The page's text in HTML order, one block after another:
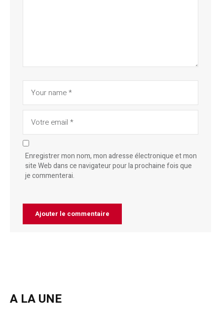
Enregistrer mon nom, mon adresse électronique et mon
site Web dans ce navigateur pour la prochaine fois que
je commenterai.
A LA UNE